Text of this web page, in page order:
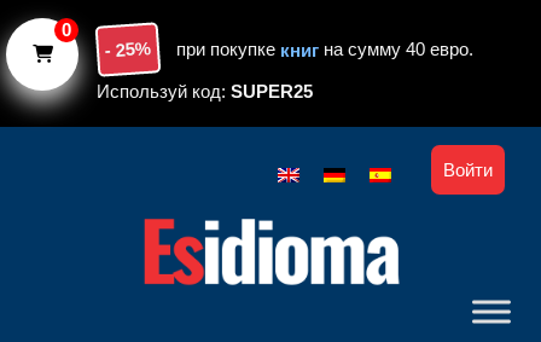
- 25% при покупке книг на сумму 40 евро.
Используй код: SUPER25
Войти
0